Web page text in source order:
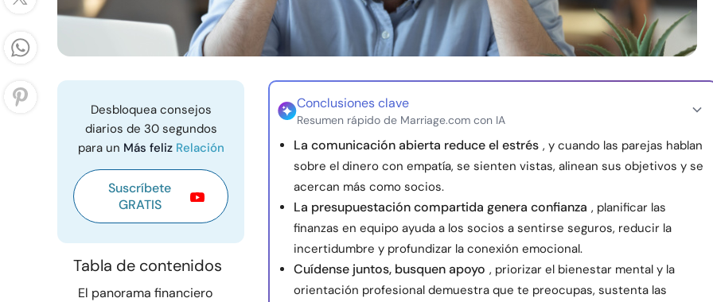
Desbloquea consejos
diarios de 30 segundos
para un Más feliz Relación
Suscríbete
GRATIS
Tabla de contenidos
El panorama financiero
Conclusiones clave
Resumen rápido de Marriage.com con IA
La comunicación abierta reduce el estrés , y cuando las parejas hablan
sobre el dinero con empatía, se sienten vistas, alinean sus objetivos y se
acercan más como socios.
La presupuestación compartida genera confianza , planificar las
finanzas en equipo ayuda a los socios a sentirse seguros, reducir la
incertidumbre y profundizar la conexión emocional.
Cuídense juntos, busquen apoyo , priorizar el bienestar mental y la
orientación profesional demuestra que te preocupas, sustenta las